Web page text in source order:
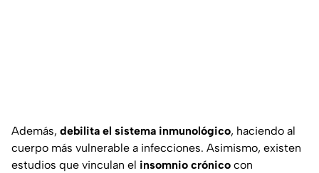
Además, debilita el sistema inmunológico, haciendo al
cuerpo más vulnerable a infecciones. Asimismo, existen
estudios que vinculan el insomnio crónico con